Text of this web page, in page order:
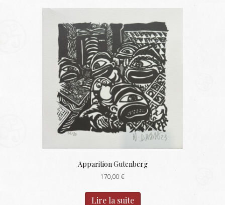
Apparition Gutenberg
170,00 €
Lire la suite